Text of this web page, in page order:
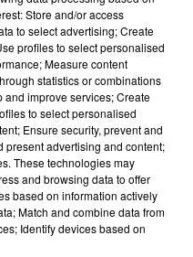
REIMS FERME
du centre-ville
est contraint de
11h02
11h02
Store and/or access
to select advertising; Create
profiles to select personalised
Measure content
statistics or combinations
and improve services; Create
to select personalised
Ensure security, prevent and
present advertising and content;
These technologies may
and browsing data to offer
based on information actively
Match and combine data from
Identify devices based on